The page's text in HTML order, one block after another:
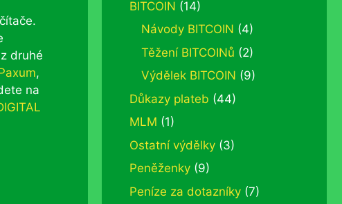
druhé
,
na
BITCOIN (14)
Návody BITCOIN (4)
Těžení BITCOINů (2)
Výdělek BITCOIN (9)
Důkazy plateb (44)
MLM (1)
Ostatní výdělky (3)
Peněženky (9)
Peníze za dotazníky (7)